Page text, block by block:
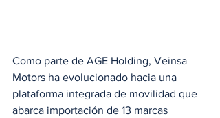
Como parte de AGE Holding, Veinsa
Motors ha evolucionado hacia una
plataforma integrada de movilidad que
abarca importación de 13 marcas